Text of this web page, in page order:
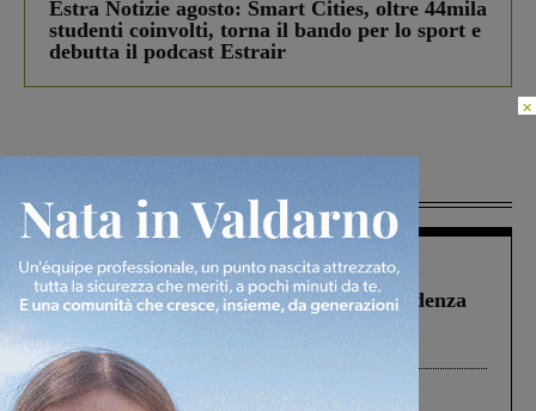
Estra Notizie agosto: Smart Cities, oltre 44mila
studenti coinvolti, torna il bando per lo sport e
debutta il podcast Estrair
Più lette
Figline Incisa Valdarno 1 Agosto 2026
Piscina di Figline finanziata oltre la scadenza
Pnrr, il gruppo di Fratelli d’Italia: “Un
ringraziamento al Governo”
Cronaca 3 Agosto 2026
×